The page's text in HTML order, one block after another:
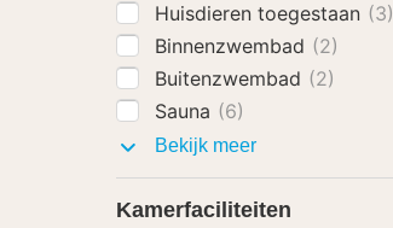
Huisdieren toegestaan (3)
Binnenzwembad (2)
Buitenzwembad (2)
Sauna (6)
Bekijk meerFaciliteiten
Kamerfaciliteiten